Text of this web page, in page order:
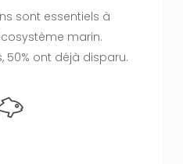
sont essentiels à
marin.
50% ont déjà disparu.